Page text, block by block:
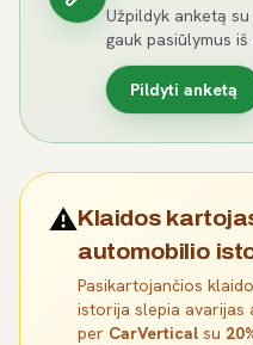
Užpildyk anketą
gauk pasiūlymus
Pildyti anketą
⚠️Klaidos
automobilio
Pasikartojančios
istorija slepia avarijas
per CarVertical su